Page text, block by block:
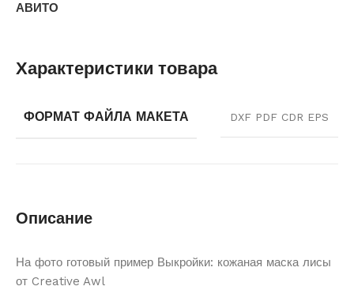
АВИТО
Характеристики товара
ФОРМАТ ФАЙЛА МАКЕТА DXF PDF CDR EPS
Описание
На фото готовый пример Выкройки: кожаная маска лисы
от Creative Awl